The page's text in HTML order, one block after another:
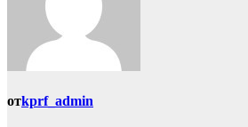
отkprf_admin